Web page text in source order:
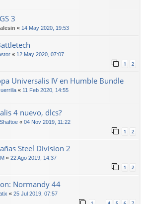
3
« 14 May 2020, 19:53
« 12 May 2020, 07:07
1 2
Universalis IV en Humble Bundle
« 11 Feb 2020, 14:55
4 nuevo, dlcs?
« 04 Nov 2019, 11:22
1 2
Steel Division 2
« 22 Ago 2019, 14:37
1 2
Normandy 44
« 25 Jul 2019, 07:57